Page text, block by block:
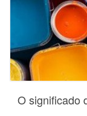
O significado